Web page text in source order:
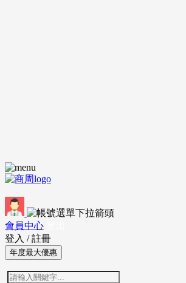
會員中心
登入 / 註冊
年度最大優惠